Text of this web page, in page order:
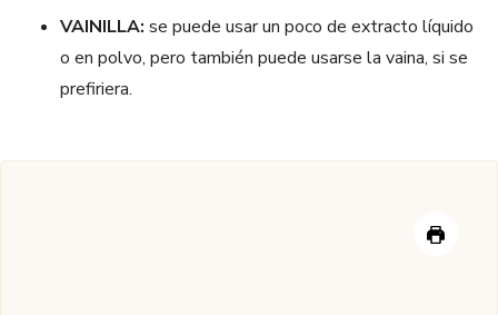
VAINILLA: se puede usar un poco de extracto líquido
o en polvo, pero también puede usarse la vaina, si se
prefiriera.